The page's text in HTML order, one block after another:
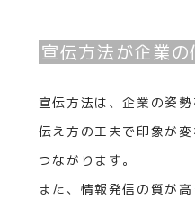
宣伝方法が企業
宣伝方法は、企業の姿勢
伝え方の工夫で印象が
つながります。
また、情報発信の質が